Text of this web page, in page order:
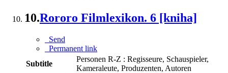
10.Rororo Filmlexikon. 6 [kniha]
Send
Permanent link
Subtitle
Personen R-Z : Regisseure, Schauspieler,
Kameraleute, Produzenten, Autoren